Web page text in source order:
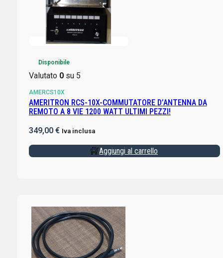
Disponibile
Valutato 0su 5
AMERCS10X
AMERITRON RCS-10X-COMMUTATORE D’ANTENNA DA
REMOTO A 8 VIE 1200 WATT ULTIMI PEZZI!
349,00 € Iva inclusa
Aggiungi al carrello